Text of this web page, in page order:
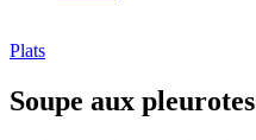
Plats
Soupe aux pleurotes